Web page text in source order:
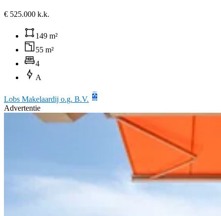
€ 525.000 k.k.
149 m²
55 m²
4
A
Lobs Makelaardij o.g. B.V.
Advertentie